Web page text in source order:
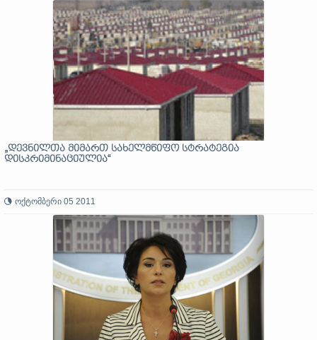
„დევნილთა მიმართ სახელმწიფო სტრატეგია
დისკრიმინაციულია“
ოქტომბერი 05 2011